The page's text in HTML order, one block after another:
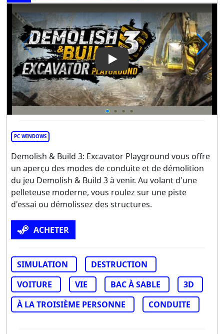
Play Video: Demolish &
PC WINDOWS
Demolish & Build 3: Excavator Playground vous offre
un aperçu des modes de conduite et de démolition
du jeu Demolish & Build 3 à venir. Au volant d'une
pelleteuse moderne, vous roulez sur une piste
d'essai ou démolissez des structures.
ACHETER
SIMULATION
DESTRUCTION
VOITURE
VIE BAC À SABLE
3D
À LA TROISIÈME PERSONNE
CONDUITE